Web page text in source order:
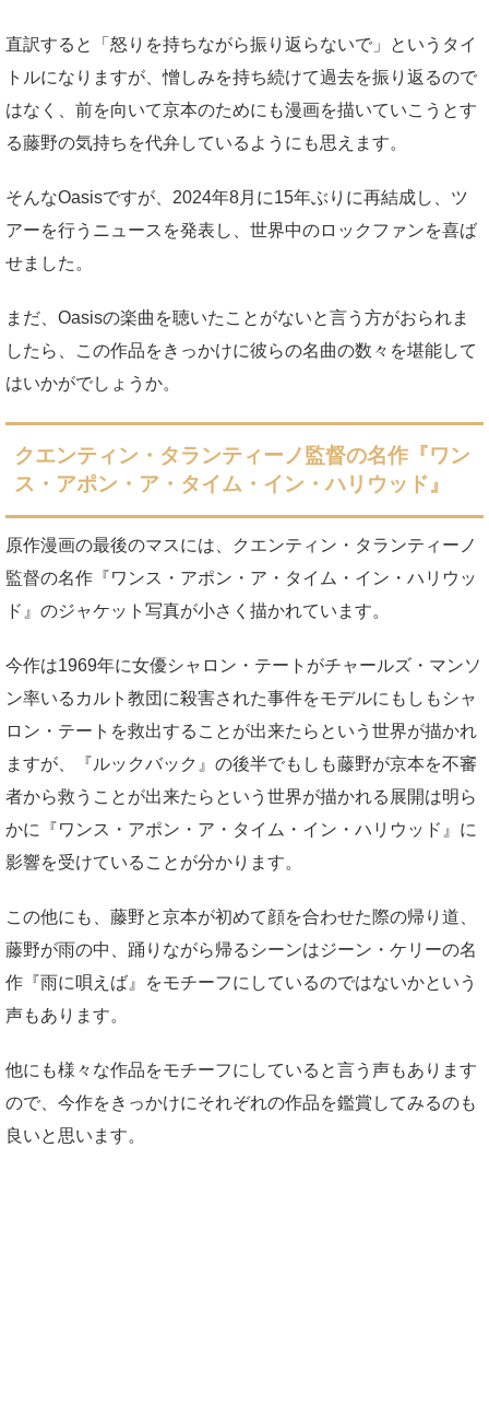
直訳すると「怒りを持ちながら振り返らないで」というタイ
トルになりますが、憎しみを持ち続けて過去を振り返るので
はなく、前を向いて京本のためにも漫画を描いていこうとす
る藤野の気持ちを代弁しているようにも思えます。
そんなOasisですが、2024年8月に15年ぶりに再結成し、ツ
アーを行うニュースを発表し、世界中のロックファンを喜ば
せました。
まだ、Oasisの楽曲を聴いたことがないと言う方がおられま
したら、この作品をきっかけに彼らの名曲の数々を堪能して
はいかがでしょうか。
クエンティン・タランティーノ監督の名作『ワン
ス・アポン・ア・タイム・イン・ハリウッド』
原作漫画の最後のマスには、クエンティン・タランティーノ
監督の名作『ワンス・アポン・ア・タイム・イン・ハリウッ
ド』のジャケット写真が小さく描かれています。
今作は1969年に女優シャロン・テートがチャールズ・マンソ
ン率いるカルト教団に殺害された事件をモデルにもしもシャ
ロン・テートを救出することが出来たらという世界が描かれ
ますが、『ルックバック』の後半でもしも藤野が京本を不審
者から救うことが出来たらという世界が描かれる展開は明ら
かに『ワンス・アポン・ア・タイム・イン・ハリウッド』に
影響を受けていることが分かります。
この他にも、藤野と京本が初めて顔を合わせた際の帰り道、
藤野が雨の中、踊りながら帰るシーンはジーン・ケリーの名
作『雨に唄えば』をモチーフにしているのではないかという
声もあります。
他にも様々な作品をモチーフにしていると言う声もあります
ので、今作をきっかけにそれぞれの作品を鑑賞してみるのも
良いと思います。